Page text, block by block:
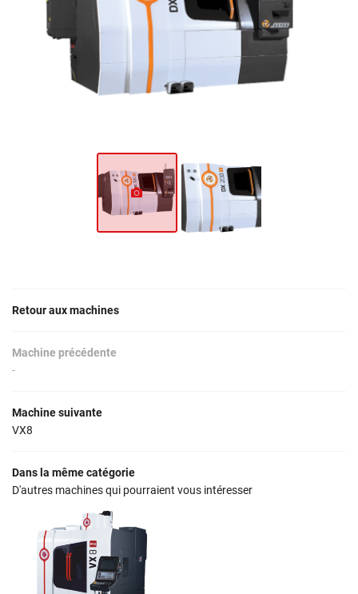
compétences
Actualités
Retour aux machines
Machine précédente
-
Machine suivante
VX8
Dans la même catégorie
D'autres machines qui pourraient vous intéresser